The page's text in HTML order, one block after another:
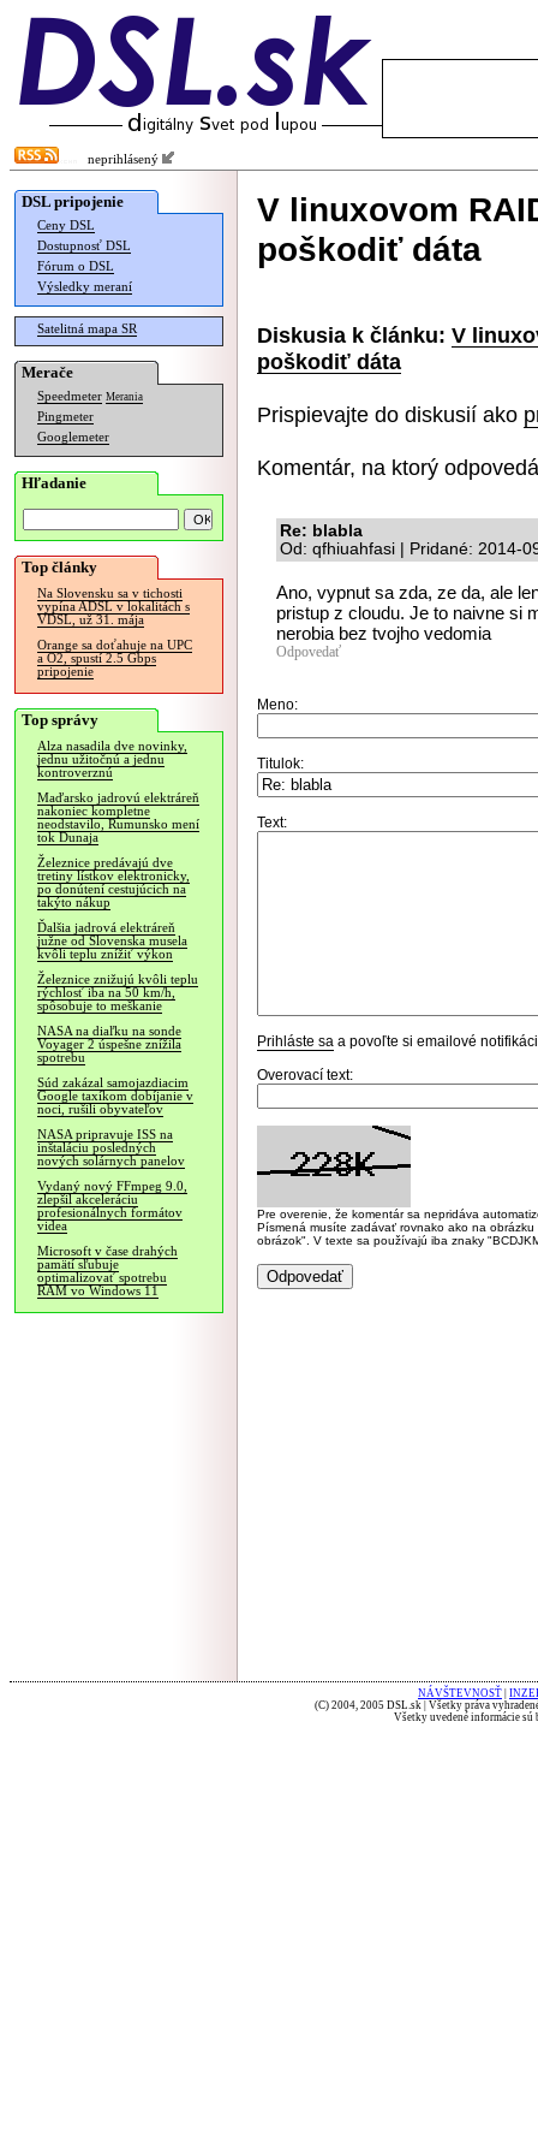
neprihlásený
DSL pripojenie
Ceny DSL
Dostupnosť DSL
Fórum o DSL
Výsledky meraní
Satelitná mapa SR
Merače
Speedmeter Merania
Pingmeter
Googlemeter
Hľadanie
Top články
Na Slovensku sa v tichosti
vypína ADSL v lokalitách s
VDSL, už 31. mája
Orange sa doťahuje na UPC
a O2, spustí 2.5 Gbps
pripojenie
Top správy
Alza nasadila dve novinky,
jednu užitočnú a jednu
kontroverznú
Maďarsko jadrovú elektráreň
nakoniec kompletne
neodstavilo, Rumunsko mení
tok Dunaja
Železnice predávajú dve
tretiny lístkov elektronicky,
po donútení cestujúcich na
takýto nákup
Ďalšia jadrová elektráreň
južne od Slovenska musela
kvôli teplu znížiť výkon
Železnice znižujú kvôli teplu
rýchlosť iba na 50 km/h,
spôsobuje to meškanie
NASA na diaľku na sonde
Voyager 2 úspešne znížila
spotrebu
Súd zakázal samojazdiacim
Google taxíkom dobíjanie v
noci, rušili obyvateľov
NASA pripravuje ISS na
inštaláciu posledných
nových solárnych panelov
Vydaný nový FFmpeg 9.0,
zlepšil akceleráciu
profesionálnych formátov
videa
Microsoft v čase drahých
pamätí sľubuje
optimalizovať spotrebu
RAM vo Windows 11
V linuxovom
poškodiť dáta
Diskusia k článku: V
poškodiť dáta
Prispievajte do diskusií ako
Komentár, na ktorý
Re: blabla
Od: qfhiuahfasi | Pridané: 2014-
Ano, vypnut sa zda, ze da, ale
pristup z cloudu. Je to naivne si
nerobia bez tvojho vedomia
Odpovedať
Meno:
Titulok:
Text:
Prihláste sa a povoľte si emailové
Overovací text:
Pre overenie, že komentár sa nepridáva
Písmená musíte zadávať rovnako ako na
obrázok". V texte sa používajú iba znaky
NÁVŠTEVNOSŤ
(C) 2004, 2005 DSL.sk | Všetky práva
Všetky uvedené informácie sú